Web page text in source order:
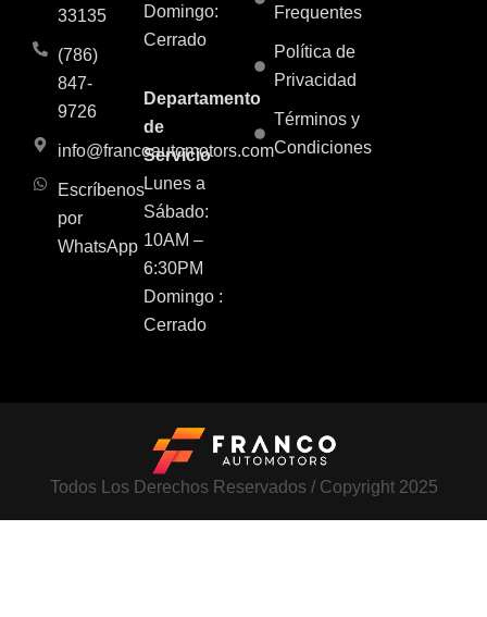
33135
(786)
847-
9726
info@francoautomotors.com
Escríbenos
por
WhatsApp
Domingo:
Cerrado
Departamento
de
Servicio
Lunes a
Sábado:
10AM –
6:30PM
Domingo :
Cerrado
Frequentes
Política de
Privacidad
Términos y
Condiciones
Todos Los Derechos Reservados / Copyright 2025